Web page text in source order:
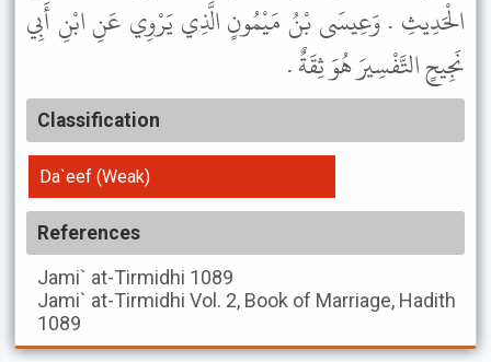
الْحَدِيثِ . وَعِيسَى بْنُ مَيْمُونٍ الَّذِي يَرْوِي عَنِ ابْنِ أَبِي
نَجِيحٍ التَّفْسِيرَ هُوَ ثِقَةٌ .
Classification
Da`eef (Weak)
References
Jami` at-Tirmidhi 1089
Jami` at-Tirmidhi Vol. 2, Book of Marriage, Hadith
1089